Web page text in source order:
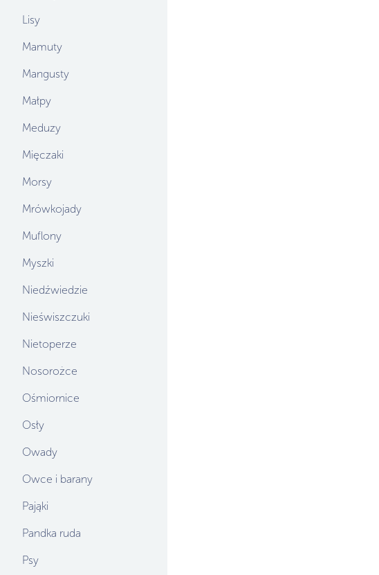
Lisy
Mamuty
Mangusty
Małpy
Meduzy
Mięczaki
Morsy
Mrówkojady
Muflony
Myszki
Niedźwiedzie
Nieświszczuki
Nietoperze
Nosorożce
Ośmiornice
Osły
Owady
Owce i barany
Pająki
Pandka ruda
Psy